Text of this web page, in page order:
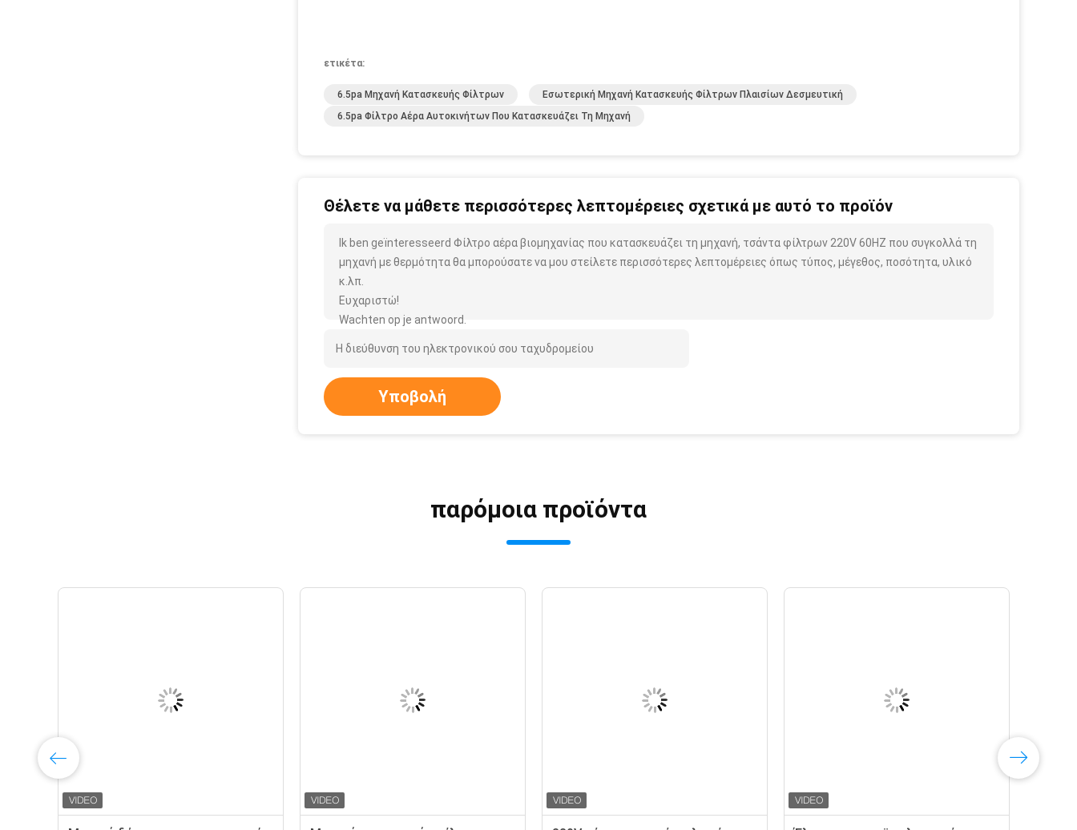
ετικέτα:
6.5pa Μηχανή Κατασκευής Φίλτρων
Εσωτερική Μηχανή Κατασκευής Φίλτρων Πλαισίων Δεσμευτική
6.5pa Φίλτρο Αέρα Αυτοκινήτων Που Κατασκευάζει Τη Μηχανή
Θέλετε να μάθετε περισσότερες λεπτομέρειες σχετικά με αυτό το προϊόν
Ik ben geïnteresseerd Φίλτρο αέρα βιομηχανίας που κατασκευάζει τη μηχανή, τσάντα φίλτρων 220V 60HZ που συγκολλά τη
μηχανή με θερμότητα θα μπορούσατε να μου στείλετε περισσότερες λεπτομέρειες όπως τύπος, μέγεθος, ποσότητα, υλικό
κ.λπ.
Ευχαριστώ!
Wachten op je antwoord.
Υποβολή
παρόμοια προϊόντα